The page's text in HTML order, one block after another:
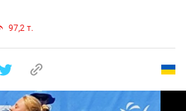
97,2 т.